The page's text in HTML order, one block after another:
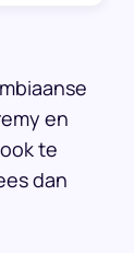
en
te
dan